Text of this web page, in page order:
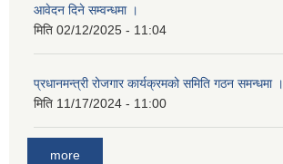
आवेदन दिने सम्वन्धमा ।
मिति 02/12/2025 - 11:04
प्रधानमन्त्री रोजगार कार्यक्रमको समिति गठन समन्धमा ।
मिति 11/17/2024 - 11:00
more